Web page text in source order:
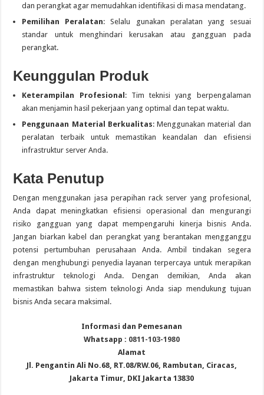
dan perangkat agar memudahkan identifikasi di masa mendatang.
Pemilihan Peralatan: Selalu gunakan peralatan yang sesuai
standar untuk menghindari kerusakan atau gangguan pada
perangkat.
Keunggulan Produk
Keterampilan Profesional : Tim teknisi yang berpengalaman
akan menjamin hasil pekerjaan yang optimal dan tepat waktu.
Penggunaan Material Berkualitas: Menggunakan material dan
peralatan terbaik untuk memastikan keandalan dan efisiensi
infrastruktur server Anda.
Kata Penutup
Dengan menggunakan jasa perapihan rack server yang profesional,
Anda dapat meningkatkan efisiensi operasional dan mengurangi
risiko gangguan yang dapat mempengaruhi kinerja bisnis Anda.
Jangan biarkan kabel dan perangkat yang berantakan mengganggu
potensi pertumbuhan perusahaan Anda. Ambil tindakan segera
dengan menghubungi penyedia layanan terpercaya untuk merapikan
infrastruktur teknologi Anda. Dengan demikian, Anda akan
memastikan bahwa sistem teknologi Anda siap mendukung tujuan
bisnis Anda secara maksimal.
Informasi dan Pemesanan
Whatsapp : 0811-103-1980
Alamat
Jl. Pengantin Ali No.68, RT.08/RW.06, Rambutan, Ciracas,
Jakarta Timur, DKI Jakarta 13830